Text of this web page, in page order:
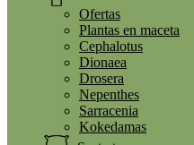
Ofertas
Plantas en maceta
Cephalotus
Dionaea
Drosera
Nepenthes
Sarracenia
Kokedamas